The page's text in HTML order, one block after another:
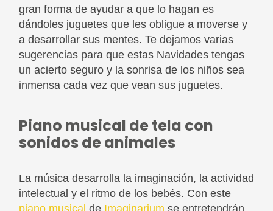
gran forma de ayudar a que lo hagan es
dándoles juguetes que les obligue a moverse y
a desarrollar sus mentes. Te dejamos varias
sugerencias para que estas Navidades tengas
un acierto seguro y la sonrisa de los niños sea
inmensa cada vez que vean sus juguetes.
Piano musical de tela con
sonidos de animales
La música desarrolla la imaginación, la actividad
intelectual y el ritmo de los bebés. Con este
piano musical de Imaginarium se entretendrán